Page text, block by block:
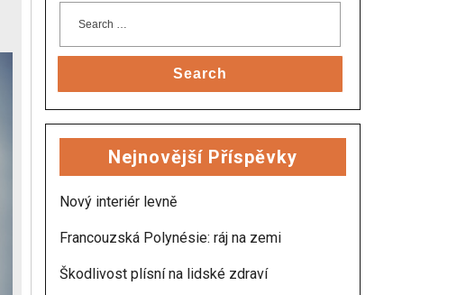
Search
Nejnovější Příspěvky
Nový interiér levně
Francouzská Polynésie: ráj na zemi
Škodlivost plísní na lidské zdraví